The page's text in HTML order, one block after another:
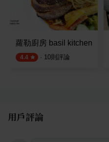
蘿勒廚房 basil kitchen
4.4 · 10則評論
用戶評論